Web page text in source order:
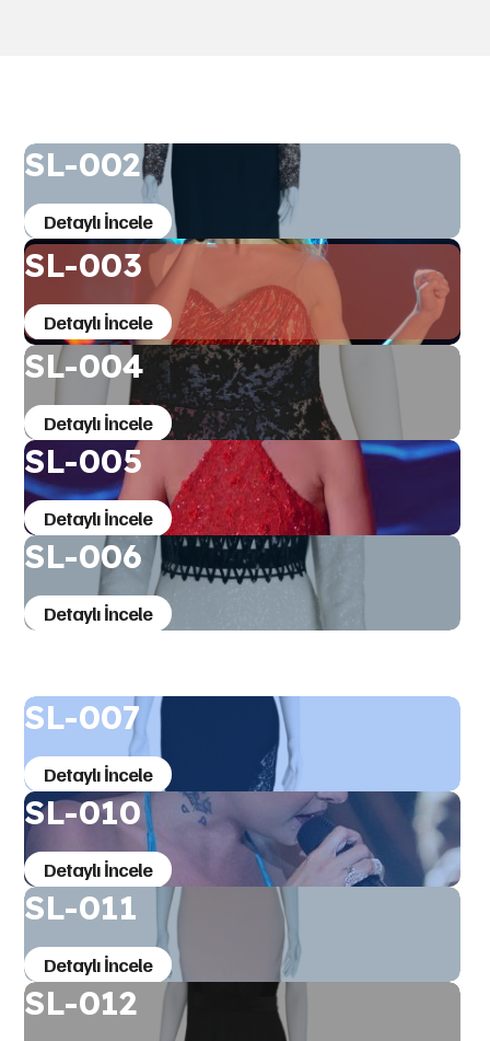
SL-002
Detaylı İncele
SL-003
Detaylı İncele
SL-004
Detaylı İncele
SL-005
Detaylı İncele
SL-006
Detaylı İncele
SL-007
Detaylı İncele
SL-010
Detaylı İncele
SL-011
Detaylı İncele
SL-012